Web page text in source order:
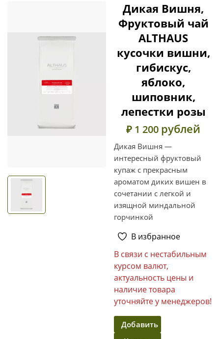
Дикая Вишня,
Фруктовый чай
ALTHAUS
кусочки вишни,
гибискус,
яблоко,
шиповник,
лепестки розы
₽ 1 200 рублей
Дикая Вишня —
интересный фруктовый
купаж с прекрасным
ароматом диких вишен в
сочетании с легкой и
изящной миндальной
горчинкой
В избранное
В связи с нестабильным
курсом валют,
актуальность цены и
наличие товара
уточняйте у менеджеров!
Добавить